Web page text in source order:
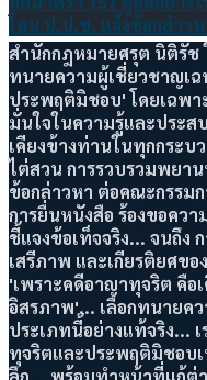
โดน ป.ป.ช. แจ้งข้อกล่าวห
สำนักกฎหมายศรุต นิติรัช
ทนายความผู้เชี่ยวชาญเ
ประพฤติมิชอบ' โดยเฉพ
มั่นใจในความรู้และประส
เคียงข้างท่านในทุกกระบ
ไต่สวน การรวบรวมพยา
ข้อกล่าวหา ต่อคณะกรรม
การยื่นหนังสือ ร้องขอคว
ชี้แจงข้อเท็จจริง... จนถึง
เสรีภาพ และเกียรติยศข
'เพราะคดีอาญาทุจริต คื
อิสรภาพ'... เลือกทนายค
ประเภทนี้อย่างแท้จริง...
ทุจริตและประพฤติมิชอบ